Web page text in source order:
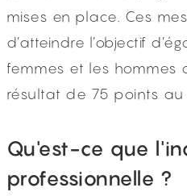
mises en place. Ces
d’atteindre l’objectif
femmes et les hommes
résultat de 75 points au
Qu'est-ce que
professionnelle ?